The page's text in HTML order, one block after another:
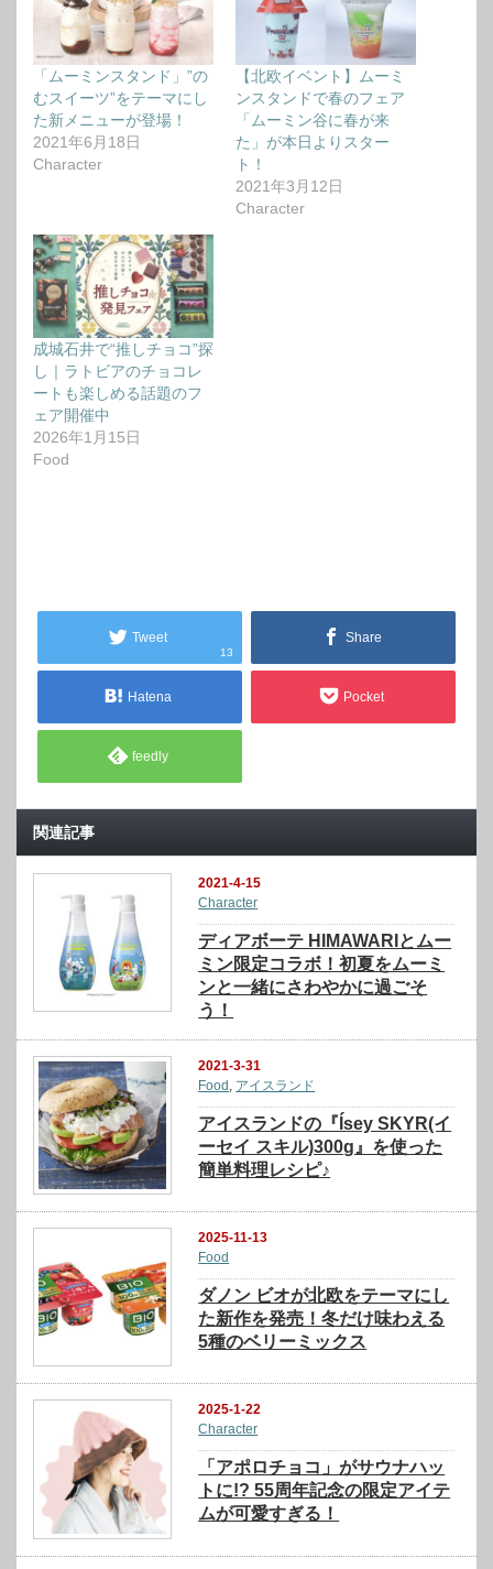
「ムーミンスタンド」”の
むスイーツ”をテーマにし
た新メニューが登場！
2021年6月18日
Character
【北欧イベント】ムーミ
ンスタンドで春のフェア
「ムーミン谷に春が来
た」が本日よりスター
ト！
2021年3月12日
Character
成城石井で“推しチョコ”探
し｜ラトビアのチョコレ
ートも楽しめる話題のフ
ェア開催中
2026年1月15日
Food
Tweet
13
Share
Hatena Pocket
feedly
関連記事
2021-4-15
Character
ディアボーテ HIMAWARIとムー
ミン限定コラボ！初夏をムーミ
ンと一緒にさわやかに過ごそ
う！
2021-3-31
Food アイスランド
アイスランドの『Ísey SKYR(イ
ーセイ スキル)300g』を使った
簡単料理レシピ♪
2025-11-13
Food
ダノン ビオが北欧をテーマにし
た新作を発売！冬だけ味わえる
5種のベリーミックス
2025-1-22
Character
「アポロチョコ」がサウナハッ
トに!? 55周年記念の限定アイテ
ムが可愛すぎる！